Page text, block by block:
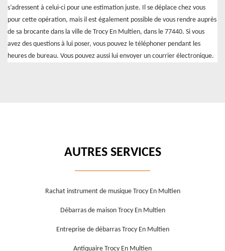
s’adressent à celui-ci pour une estimation juste. Il se déplace chez vous
pour cette opération, mais il est également possible de vous rendre auprès
de sa brocante dans la ville de Trocy En Multien, dans le 77440. Si vous
avez des questions à lui poser, vous pouvez le téléphoner pendant les
heures de bureau. Vous pouvez aussi lui envoyer un courrier électronique.
AUTRES SERVICES
Rachat instrument de musique Trocy En Multien
Débarras de maison Trocy En Multien
Entreprise de débarras Trocy En Multien
Antiquaire Trocy En Multien